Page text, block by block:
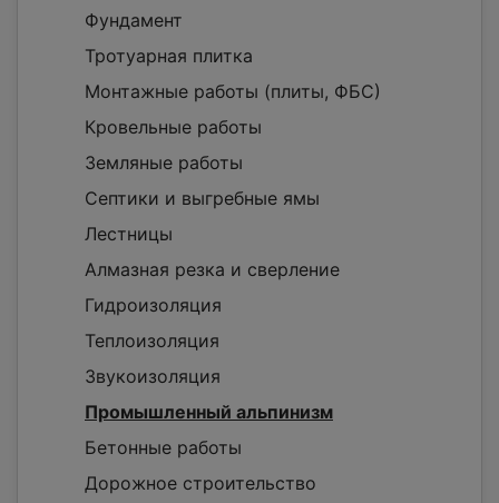
Фундамент
Тротуарная плитка
Монтажные работы (плиты, ФБС)
Кровельные работы
Земляные работы
Септики и выгребные ямы
Лестницы
Алмазная резка и сверление
Гидроизоляция
Теплоизоляция
Звукоизоляция
Промышленный альпинизм
Бетонные работы
Дорожное строительство